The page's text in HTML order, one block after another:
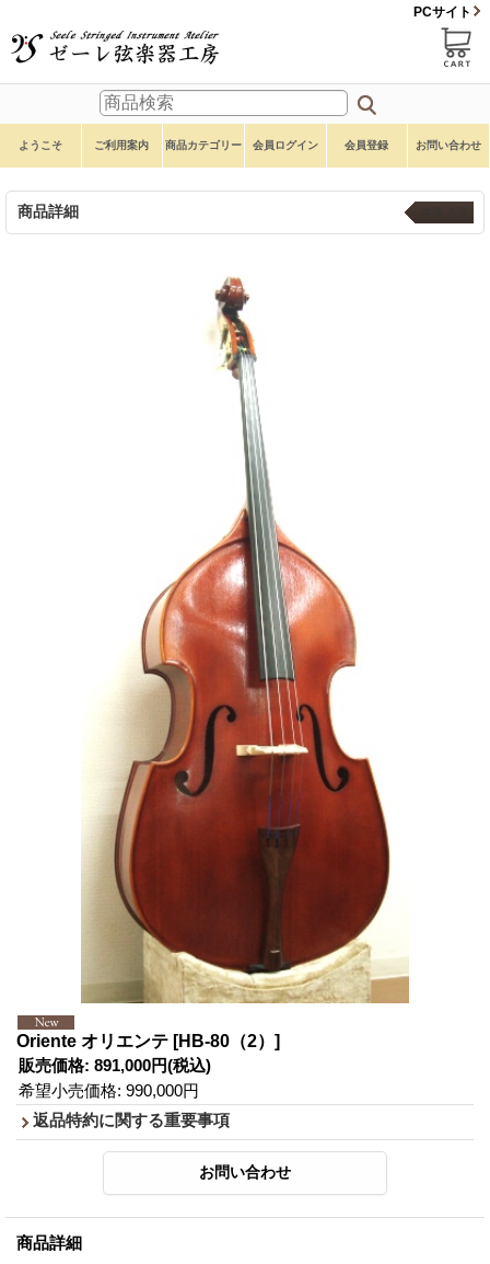
PCサイト
ようこそ ご利用案内 商品カテゴリー 会員ログイン 会員登録 お問い合わせ
商品詳細
Oriente オリエンテ [HB-80（2）]
販売価格: 891,000円(税込)
希望小売価格: 990,000円
返品特約に関する重要事項
商品詳細